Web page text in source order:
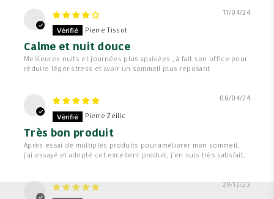
11/04/24
Pierre Tissot
Calme et nuit douce
Meilleures nuits et journées plus apaisées , à fait son office pour
réduire léger stress et avoir un sommeil plus reposant
08/04/24
Pierre Zeilic
Très bon produit
Après essai de multiples produits pour améliorer mon sommeil,
j'ai essayé et adopté cet excellent produit, j'en suis très satisfait..
29/12/23